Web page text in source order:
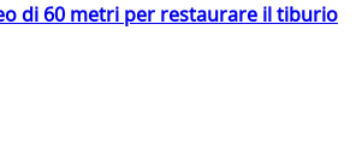
di 60 metri per restaurare il tiburio